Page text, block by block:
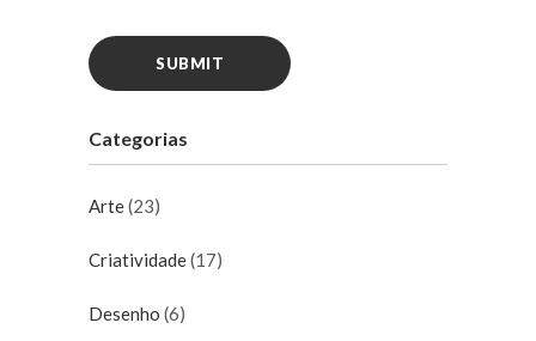
Categorias
Arte(23)
Criatividade(17)
Desenho (6)